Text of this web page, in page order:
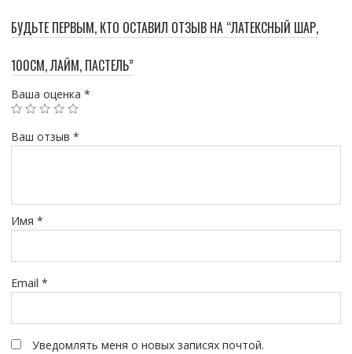
БУДЬТЕ ПЕРВЫМ, КТО ОСТАВИЛ ОТЗЫВ НА “ЛАТЕКСНЫЙ ШАР,
100СМ, ЛАЙМ, ПАСТЕЛЬ”
Ваша оценка *
Ваш отзыв *
Имя *
Email *
Уведомлять меня о новых записях почтой.